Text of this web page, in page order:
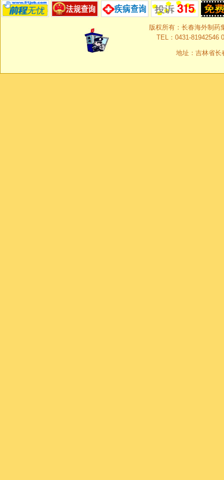
版权所有：长春海外制药
TEL：0431-81942546
地址：吉林省长